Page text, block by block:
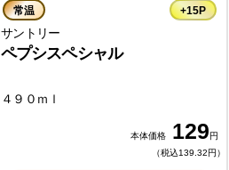
常温 +15P
サントリー
ペプシスペシャル
４９０ｍｌ
本体価格 129円
（税込139.32円）